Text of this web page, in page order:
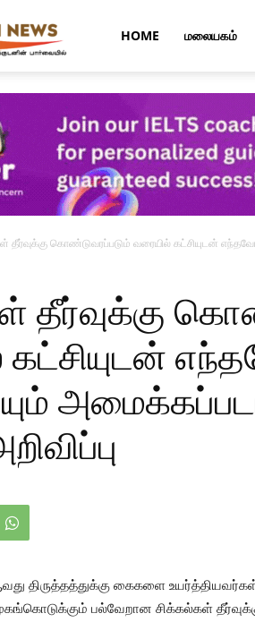
KarudanHOME மலையகம்
தீர்வுக்கு கொண்டுவரப்படும் வரையில் கட்சியுடன்
தீர்வுக்கு
திருத்தத்துக்கு கைகளை உயர்த்தியவர்கள்
பல்வேறான சிக்கல்கள்